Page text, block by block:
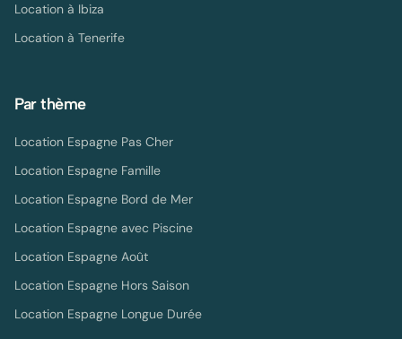
Location à Ibiza
Location à Tenerife
Par thème
Location Espagne Pas Cher
Location Espagne Famille
Location Espagne Bord de Mer
Location Espagne avec Piscine
Location Espagne Août
Location Espagne Hors Saison
Location Espagne Longue Durée